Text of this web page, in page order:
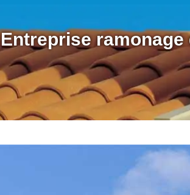
Entreprise ramonage